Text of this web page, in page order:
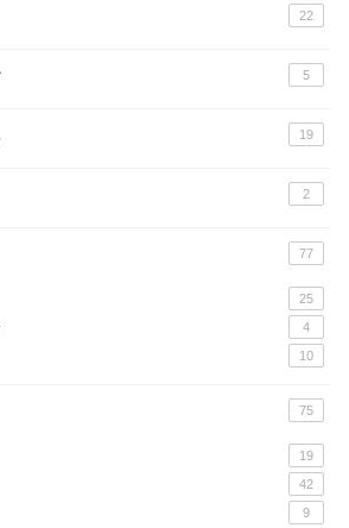
22
5
19
2
77
25
4
10
75
19
42
9